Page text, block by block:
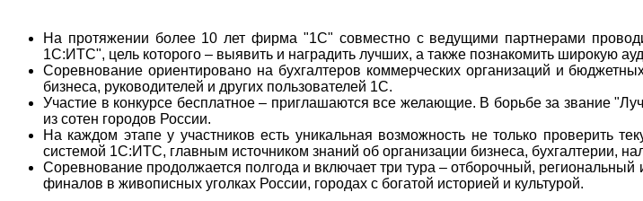
На протяжении более 10 лет фирма "1С" совместно с ведущими партнерами
1С:ИТС", цель которого – выявить и наградить лучших, а также познакомить широкую
Соревнование ориентировано на бухгалтеров коммерческих организаций и
бизнеса, руководителей и других пользователей 1С.
Участие в конкурсе бесплатное – приглашаются все желающие. В борьбе за звание
из сотен городов России.
На каждом этапе у участников есть уникальная возможность не только
системой 1С:ИТС, главным источником знаний об организации бизнеса, бухгалтерии,
Соревнование продолжается полгода и включает три тура – отборочный,
финалов в живописных уголках России, городах с богатой историей и культурой.